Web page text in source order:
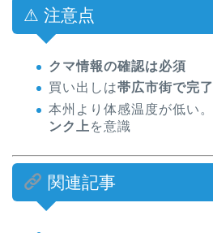
⚠ 注意点
クマ情報の確認は必須
買い出しは帯広市街で完了
本州より体感温度が低い。
ンク上 を意識
関連記事